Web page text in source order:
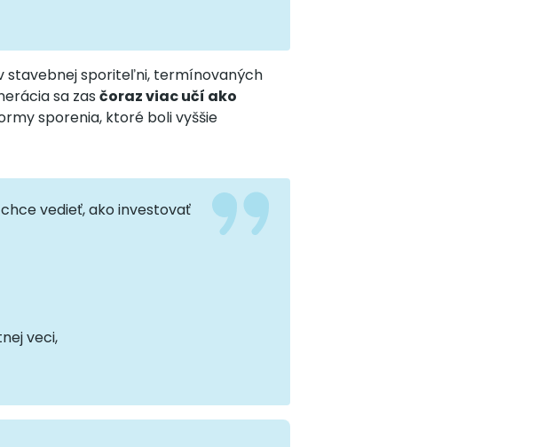
stavebnej sporiteľni, termínovaných
sa zas čoraz viac učí ako
sporenia, ktoré boli vyššie
vedieť, ako investovať
veci,